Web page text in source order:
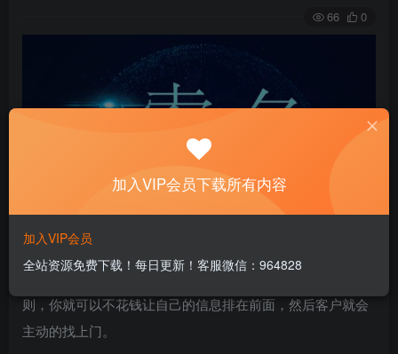
66 0
搜索引擎无数不在，只要你破解了各大搜索引擎的排名规
则，你就可以不花钱让自己的信息排在前面，然后客户就会
主动的找上门。
加入VIP会员下载所有内容
加入VIP会员
全站资源免费下载！每日更新！客服微信：964828